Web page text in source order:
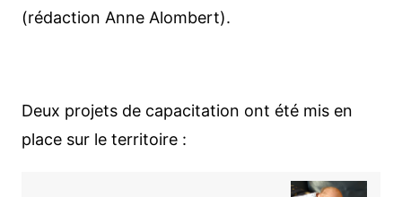
(rédaction Anne Alombert).
Deux projets de capacitation ont été mis en
place sur le territoire :